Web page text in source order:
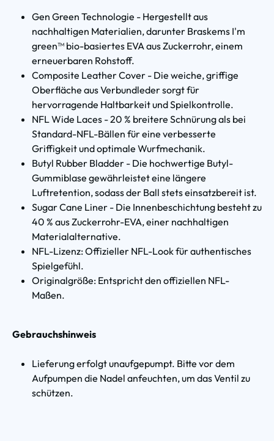
Gen Green Technologie - Hergestellt aus
nachhaltigen Materialien, darunter Braskems I'm
green™ bio-basiertes EVA aus Zuckerrohr, einem
erneuerbaren Rohstoff.
Composite Leather Cover - Die weiche, griffige
Oberfläche aus Verbundleder sorgt für
hervorragende Haltbarkeit und Spielkontrolle.
NFL Wide Laces - 20 % breitere Schnürung als bei
Standard-NFL-Bällen für eine verbesserte
Griffigkeit und optimale Wurfmechanik.
Butyl Rubber Bladder - Die hochwertige Butyl-
Gummiblase gewährleistet eine längere
Luftretention, sodass der Ball stets einsatzbereit ist.
Sugar Cane Liner - Die Innenbeschichtung besteht zu
40 % aus Zuckerrohr-EVA, einer nachhaltigen
Materialalternative.
NFL-Lizenz: Offizieller NFL-Look für authentisches
Spielgefühl.
Originalgröße: Entspricht den offiziellen NFL-
Maßen.
Gebrauchshinweis
Lieferung erfolgt unaufgepumpt. Bitte vor dem
Aufpumpen die Nadel anfeuchten, um das Ventil zu
schützen.